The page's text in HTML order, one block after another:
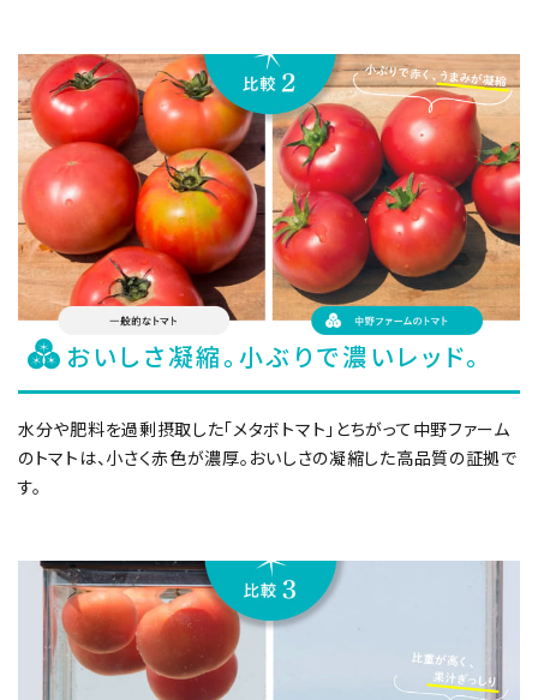
おいしさ凝縮。小ぶりで濃いレッド。
⽔分や肥料を過剰摂取した「メタボトマト」とちがって中野ファーム
のトマトは、小さく赤色が濃厚。おいしさの凝縮した⾼品質の証拠で
す。